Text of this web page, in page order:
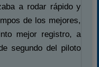
a rodar rápido y
de los mejores,
mejor registro, a
segundo del piloto